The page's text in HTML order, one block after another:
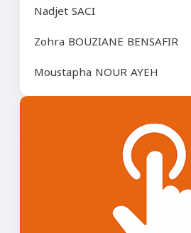
Nadjet SACI
Zohra BOUZIANE BENSAFIR
Moustapha NOUR AYEH